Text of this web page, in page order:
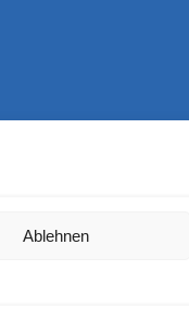
Ablehnen